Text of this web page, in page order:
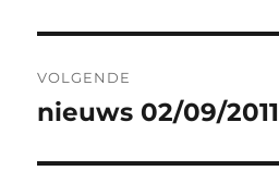
VOLGENDE
Volgend
nieuws 02/09/2011